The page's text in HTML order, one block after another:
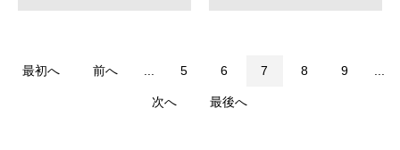
最初へ 前へ ... 5 6 7 8 9 ...
次へ 最後へ